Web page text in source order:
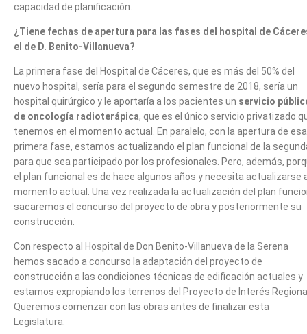
capacidad de planificación.
¿Tiene fechas de apertura para las fases del hospital de
el de D. Benito-Villanueva?
La primera fase del Hospital de Cáceres, que es más del 50% del
nuevo hospital, sería para el segundo semestre de 2018, sería un
hospital quirúrgico y le aportaría a los pacientes un servicio
de oncología radioterápica, que es el único servicio privatizado
tenemos en el momento actual. En paralelo, con la apertura de esa
primera fase, estamos actualizando el plan funcional de la
para que sea participado por los profesionales. Pero, además,
el plan funcional es de hace algunos años y necesita actualizarse
momento actual. Una vez realizada la actualización del plan
sacaremos el concurso del proyecto de obra y posteriormente su
construcción.
Con respecto al Hospital de Don Benito-Villanueva de la Serena
hemos sacado a concurso la adaptación del proyecto de
construcción a las condiciones técnicas de edificación actuales y
estamos expropiando los terrenos del Proyecto de Interés
Queremos comenzar con las obras antes de finalizar esta
Legislatura.